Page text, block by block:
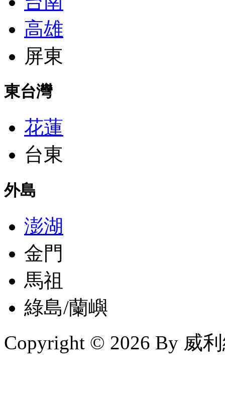
高雄
屏東
東台灣
花蓮
台東
外島
澎湖
金門
馬祖
綠島/蘭嶼
Copyright © 2026 By 威